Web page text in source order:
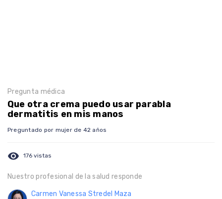
Pregunta médica
Que otra crema puedo usar parabla
dermatitis en mis manos
Preguntado por mujer de 42 años
visibility 176 vistas
Nuestro profesional de la salud responde
Carmen Vanessa Stredel Maza